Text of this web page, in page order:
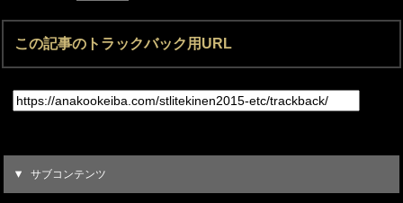
この記事のトラックバック用URL
サブコンテンツ